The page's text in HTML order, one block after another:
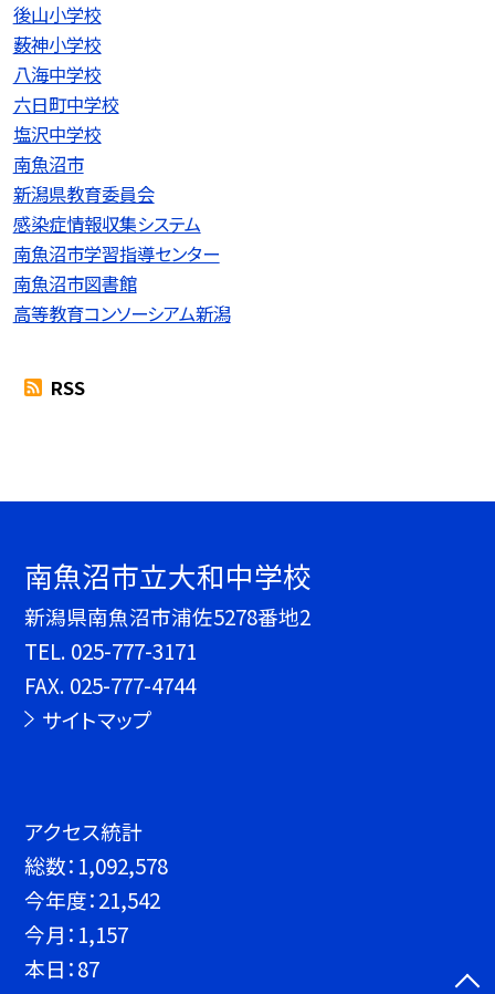
後山小学校
薮神小学校
八海中学校
六日町中学校
塩沢中学校
南魚沼市
新潟県教育委員会
感染症情報収集システム
南魚沼市学習指導センター
南魚沼市図書館
高等教育コンソーシアム新潟
RSS
南魚沼市立大和中学校
新潟県南魚沼市浦佐5278番地2
TEL. 025-777-3171
FAX. 025-777-4744
サイトマップ
アクセス統計
総数： 1,092,578
今年度：21,542
今月： 1,157
本日：87